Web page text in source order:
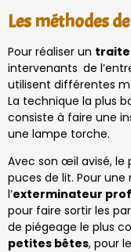
Les méthodes
Pour réaliser un
intervenants de
utilisent différentes
La technique la plus
consiste à faire une
une lampe torche.
Avec son œil avisé, le
puces de lit. Pour
l’exterminateur
pour faire sortir les
de piégeage le plus
petites bêtes, pour